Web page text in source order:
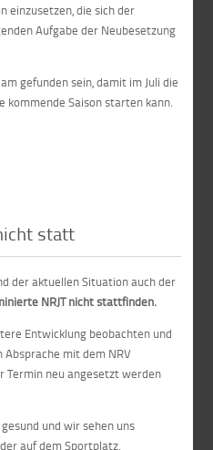
einzusetzen, die sich der
Aufgabe der Neubesetzung
gefunden sein, damit im Juli die
kommende Saison starten kann.
statt
der aktuellen Situation auch der
NRJT nicht stattfinden.
Entwicklung beobachten und
Absprache mit dem NRV
Termin neu angesetzt werden
und wir sehen uns
auf dem Sportplatz.